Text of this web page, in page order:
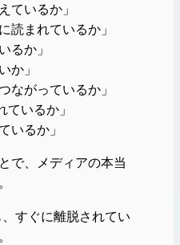
ているか」
読まれているか」
るか」
か」
ながっているか」
ているか」
いるか」
で、メディアの本当
すぐに離脱されてい